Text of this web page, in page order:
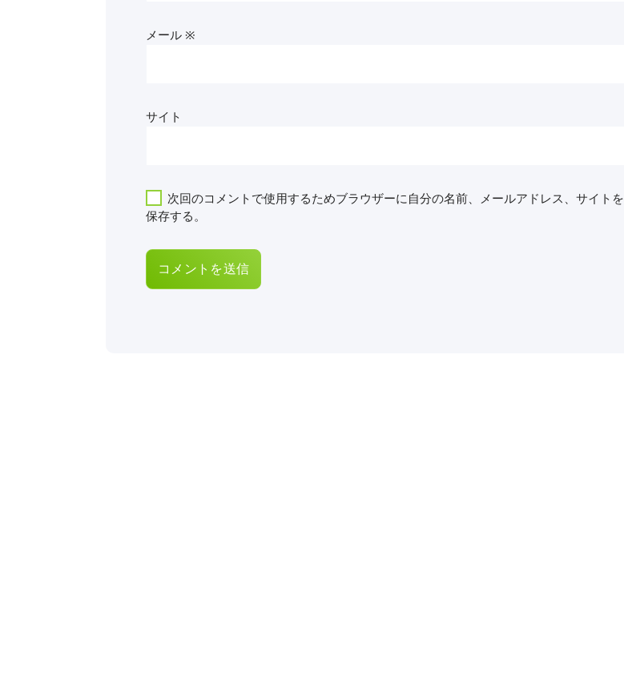
メール※
サイト
次回のコメントで使用するためブラウザーに自分の名前、メールアドレス、サイトを
保存する。